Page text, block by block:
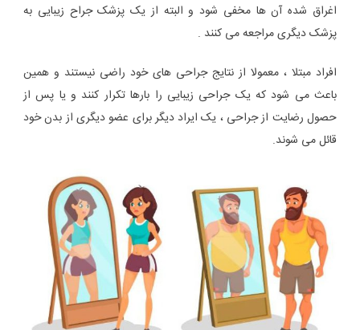
اغراق شده آن ها مخفی شود و البته از یک پزشک جراح زیبایی به
پزشک دیگری مراجعه می کنند .
افراد مبتلا ، معمولا از نتایج جراحی های خود راضی نیستند و همین
باعث می شود که یک جراحی زیبایی را بارها تکرار کنند و یا پس از
حصول رضایت از جراحی ، یک ایراد دیگر برای عضو دیگری از بدن خود
قائل می شوند.